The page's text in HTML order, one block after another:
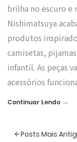
brilha no escuro e
Nishimatsuya
produtos
camisetas,
infantil. As peças
acessórios
Continuar Lendo →
Posts Mais